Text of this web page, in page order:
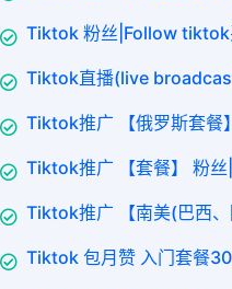
Tiktok 粉丝|Follow
Tiktok直播(live
Tiktok推广 【俄罗斯套餐
Tiktok推广 【套餐】 粉丝
Tiktok推广 【南美(巴西
Tiktok 包月赞 入门套餐